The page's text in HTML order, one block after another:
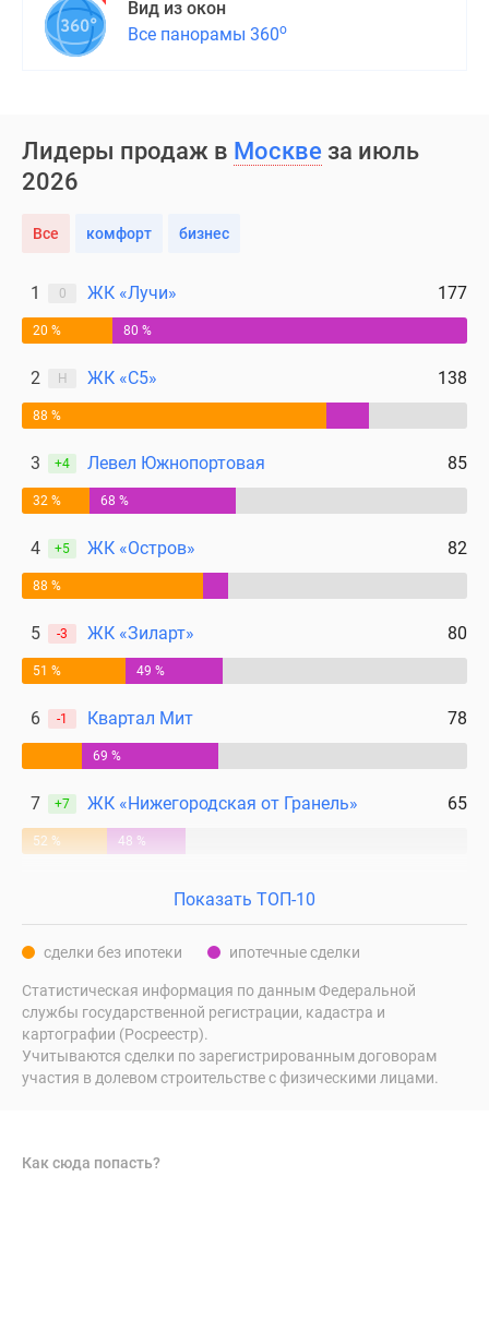
Вид из окон
Все панорамы 360о
Лидеры продаж в Москве за июль
2026
Все комфорт бизнес
1 0 ЖК «Лучи» 177
20 % 80 %
2 Н ЖК «С5» 138
88 %
3 +4 Левел Южнопортовая 85
32 % 68 %
4 +5 ЖК «Остров» 82
88 %
5 -3 ЖК «Зиларт» 80
51 % 49 %
6 -1 Квартал Мит 78
69 %
7 +7 ЖК «Нижегородская от Гранель» 65
52 % 48 %
Показать ТОП-10
сделки без ипотеки ипотечные сделки
Статистическая информация по данным Федеральной
службы государственной регистрации, кадастра и
картографии (Росреестр).
Учитываются сделки по зарегистрированным договорам
участия в долевом строительстве с физическими лицами.
Как сюда попасть?